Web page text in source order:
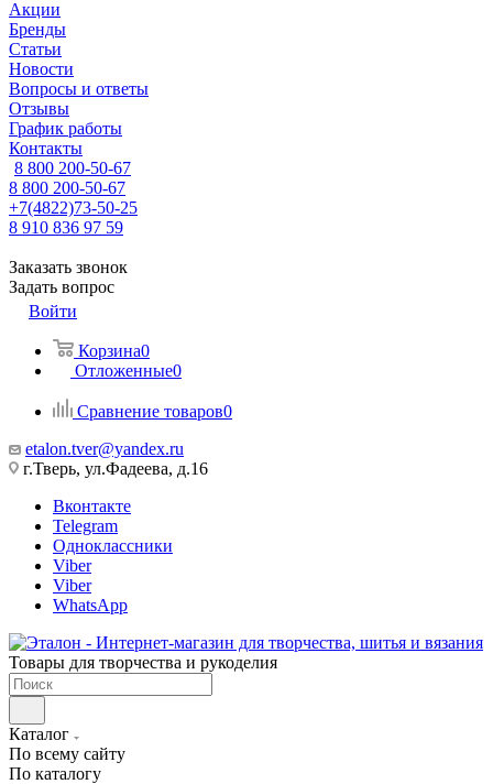
Акции
Бренды
Статьи
Новости
Вопросы и ответы
Отзывы
График работы
Контакты
8 800 200-50-67
8 800 200-50-67
+7(4822)73-50-25
8 910 836 97 59
Заказать звонок
Задать вопрос
Войти
Корзина0
Отложенные0
Сравнение товаров0
etalon.tver@yandex.ru
г.Тверь, ул.Фадеева, д.16
Вконтакте
Telegram
Одноклассники
Viber
Viber
WhatsApp
Товары для творчества и рукоделия
Каталог
По всему сайту
По каталогу